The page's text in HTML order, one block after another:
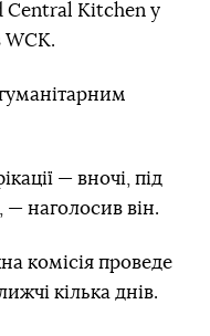
Central Kitchen у
WCK.
— вночі, під
— наголосив він.
комісія проведе
кілька днів.